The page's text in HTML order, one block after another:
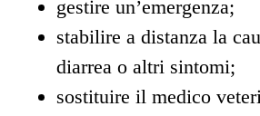
gestire un’emergenza;
stabilire a distanza la
diarrea o altri sintomi;
sostituire il medico